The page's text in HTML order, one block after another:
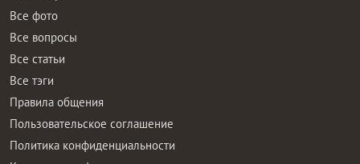
Все фото
Все вопросы
Все статьи
Все тэги
Правила общения
Пользовательское соглашение
Политика конфиденциальности